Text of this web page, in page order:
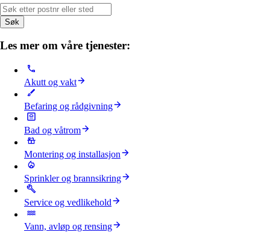
Søk
Les mer om våre tjenester:
Akutt og vakt
Befaring og rådgivning
Bad og våtrom
Montering og installasjon
Sprinkler og brannsikring
Service og vedlikehold
Vann, avløp og rensing